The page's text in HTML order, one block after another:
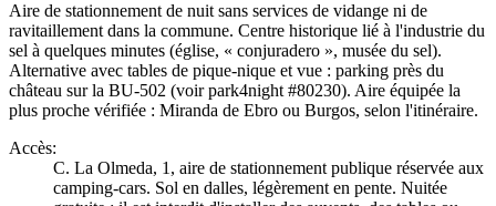
Aire de stationnement de nuit sans services de vidange ni de
ravitaillement dans la commune. Centre historique lié à l'industrie du
sel à quelques minutes (église, « conjuradero », musée du sel).
Alternative avec tables de pique-nique et vue : parking près du
château sur la BU-502 (voir park4night #80230). Aire équipée la
plus proche vérifiée : Miranda de Ebro ou Burgos, selon l'itinéraire.
Accès:
C. La Olmeda, 1, aire de stationnement publique réservée aux
camping-cars. Sol en dalles, légèrement en pente. Nuitée